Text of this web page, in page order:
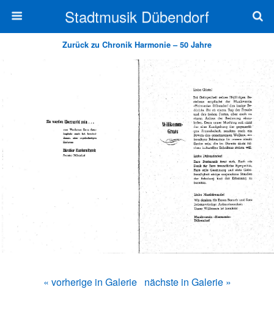
Stadtmusik Dübendorf
Zurück zu Chronik Harmonie – 50 Jahre
« vorherige in Galerie nächste in Galerie »